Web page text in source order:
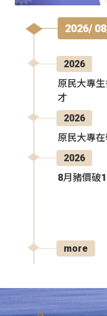
2026/
2026
原民大專
才
2026
原民大專
2026
8月豬價破
more